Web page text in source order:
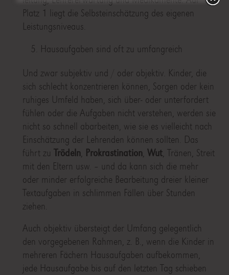
Platz 1 liegt die Selbsteinschätzung des eigenen
Leistungsniveaus.
Hausaufgaben sind oft zu umfangreich
Und zwar subjektiv und / oder objektiv. Kinder, die
sich schlecht konzentrieren können, Sorgen oder kein
ruhiges Umfeld haben, sich über- oder unterfordert
fühlen oder die Aufgaben nicht verstehen, werden sie
nicht so schnell abarbeiten, wie sie es vielleicht nach
Einschätzung der Lehrenden können sollten. Das
führt zu Trödeln Prokrastination Wut, Tränen, Streit
mit den Eltern usw. – und da kann sich die mehr
oder minder erfolgreiche Bearbeitung dreier kleiner
Textaufgaben in schlimmen Fällen über Stunden
ziehen.
Auch objektiv übersteigt der Umfang gelegentlich
den vorgegebenen Rahmen, z. B., wenn die Kinder in
mehreren Fächern Hausaufgaben aufbekommen,
jede Hausaufgabe bis auf den letzten Tag schieben